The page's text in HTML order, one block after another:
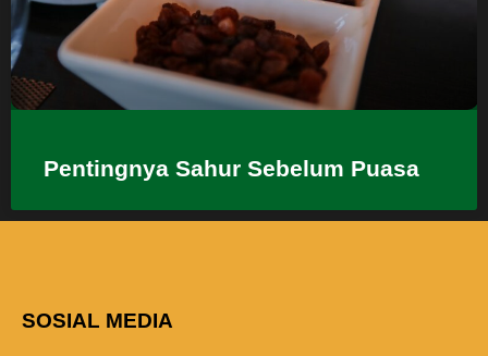
Pentingnya Sahur Sebelum Puasa
SOSIAL MEDIA